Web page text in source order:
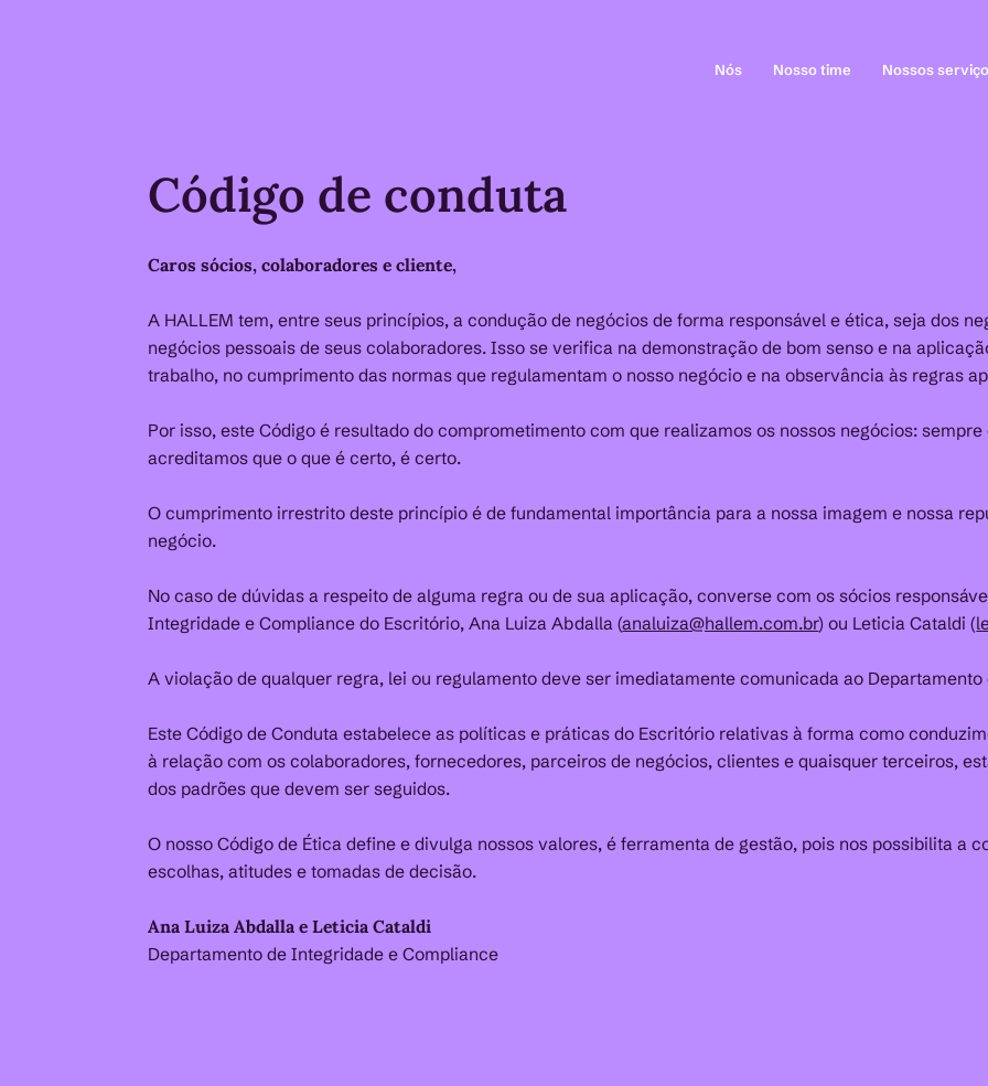
Nós Nosso time Nossos
Código de conduta
Caros sócios, colaboradores e cliente,
A HALLEM tem, entre seus princípios, a condução de negócios de forma responsável e ética, seja dos
negócios pessoais de seus colaboradores. Isso se verifica na demonstração de bom senso e na
trabalho, no cumprimento das normas que regulamentam o nosso negócio e na observância às regras
Por isso, este Código é resultado do comprometimento com que realizamos os nossos negócios:
acreditamos que o que é certo, é certo.
O cumprimento irrestrito deste princípio é de fundamental importância para a nossa imagem e nossa
negócio.
No caso de dúvidas a respeito de alguma regra ou de sua aplicação, converse com os sócios
Integridade e Compliance do Escritório, Ana Luiza Abdalla (analuiza@hallem.com.br) ou Leticia Cataldi (
A violação de qualquer regra, lei ou regulamento deve ser imediatamente comunicada ao
Este Código de Conduta estabelece as políticas e práticas do Escritório relativas à forma como
à relação com os colaboradores, fornecedores, parceiros de negócios, clientes e quaisquer terceiros,
dos padrões que devem ser seguidos.
O nosso Código de Ética define e divulga nossos valores, é ferramenta de gestão, pois nos possibilita a
escolhas, atitudes e tomadas de decisão.
Ana Luiza Abdalla e Leticia Cataldi
Departamento de Integridade e Compliance